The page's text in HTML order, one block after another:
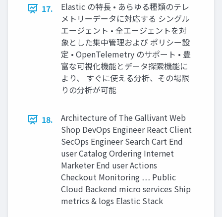
17.
Elastic の特⻑ • あらゆる種類のテレ
メトリーデータに対応する シングル
エージェント • 全エージェントを対
象とした集中管理および ポリシー設
定 • OpenTelemetry のサポート • 豊
富な可視化機能とデータ探索機能に
より、 すぐに使える分析、その場限
りの分析が可能
18.
Architecture of The Gallivant Web
Shop DevOps Engineer React Client
SecOps Engineer Search Cart End
user Catalog Ordering Internet
Marketer End user Actions
Checkout Monitoring … Public
Cloud Backend micro services Ship
metrics & logs Elastic Stack